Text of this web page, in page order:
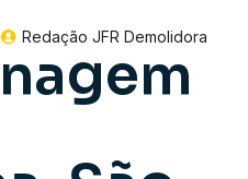
Redação JFR Demolidora